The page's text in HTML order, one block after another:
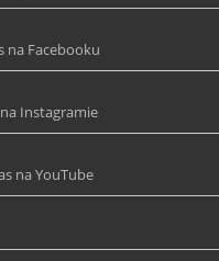
na Facebooku
Instagramie
na YouTube